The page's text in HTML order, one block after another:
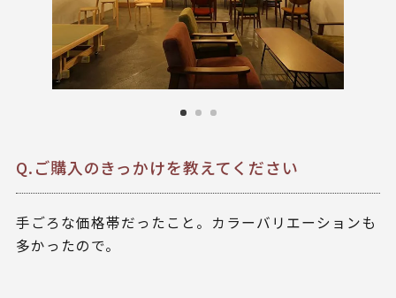
Q.ご購入のきっかけを教えてください
手ごろな価格帯だったこと。カラーバリエーションも
多かったので。